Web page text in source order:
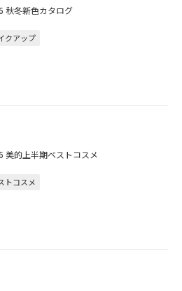
秋冬新色カタログ
クアップ
美的上半期ベストコスメ
トコスメ